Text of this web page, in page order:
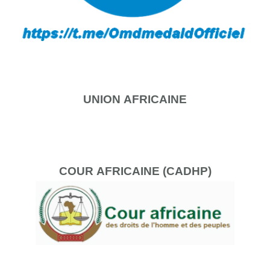
UNION AFRICAINE
COUR AFRICAINE (CADHP)